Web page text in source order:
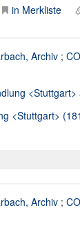
in Merkliste
Archiv ;
<Stuttgart>
Archiv ;